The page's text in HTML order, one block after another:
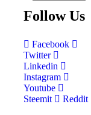
Follow Us
Facebook
Twitter
Linkedin
Instagram
Youtube
Steemit
Reddit